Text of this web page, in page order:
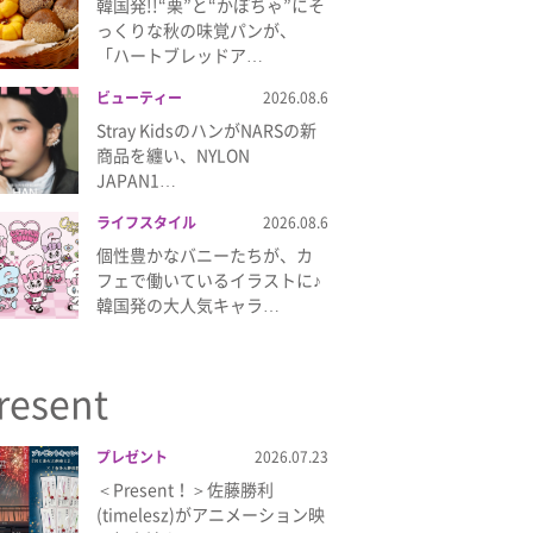
韓国発!!“栗”と“かぼちゃ”にそ
っくりな秋の味覚パンが、
「ハートブレッドア…
ビューティー 2026.08.6
Stray KidsのハンがNARSの新
商品を纏い、NYLON
JAPAN1…
ライフスタイル 2026.08.6
個性豊かなバニーたちが、カ
フェで働いているイラストに♪
韓国発の大人気キャラ…
プレゼント 2026.07.23
＜Present！＞佐藤勝利
(timelesz)がアニメーション映